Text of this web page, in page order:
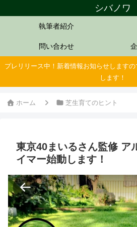
シバノワ
執筆者紹介
問い合わせ
プレリリース中！新着情報お知らせします
します！
ホーム 芝生育てのヒント
東京40まいるさん監修 ア
イマー始動します！